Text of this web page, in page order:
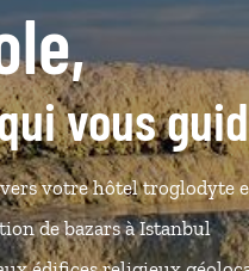
vous
votre hôtel troglodyte
de bazars à Istanbul